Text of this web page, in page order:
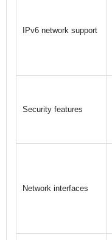
IPv6 network support
Security features
Network interfaces